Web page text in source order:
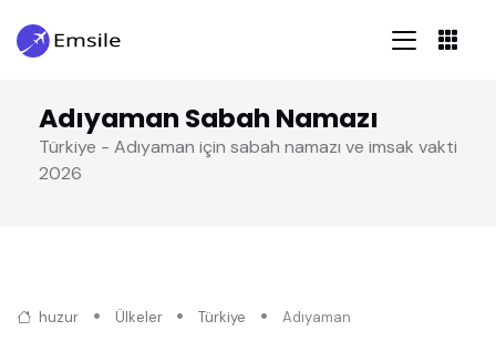
Adıyaman Sabah Namazı
Türkiye - Adıyaman için sabah namazı ve imsak vakti
2026
huzur Ülkeler Türkiye Adıyaman